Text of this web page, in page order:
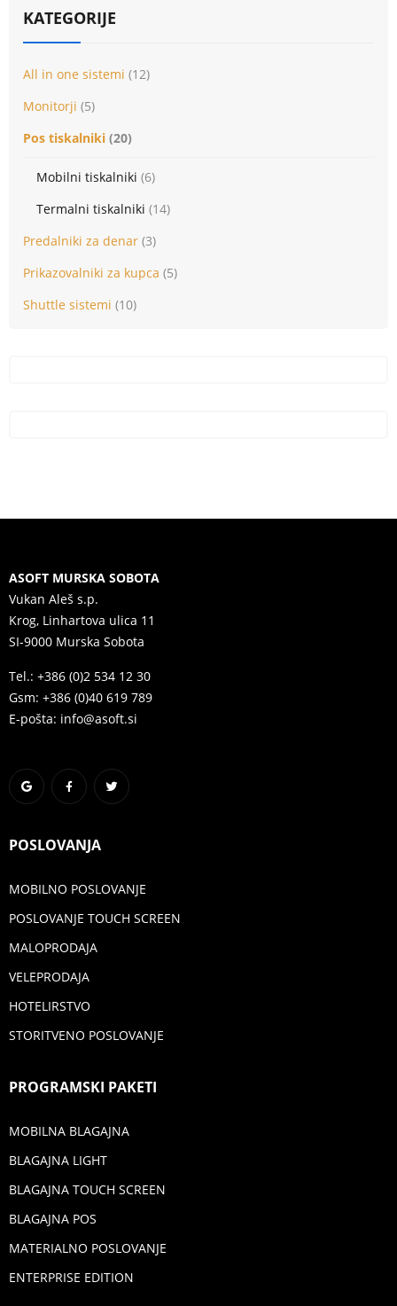
KATEGORIJE
All in one sistemi (12)
Monitorji (5)
Pos tiskalniki (20)
Mobilni tiskalniki (6)
Termalni tiskalniki (14)
Predalniki za denar (3)
Prikazovalniki za kupca (5)
Shuttle sistemi (10)
ASOFT MURSKA SOBOTA
Vukan Aleš s.p.
Krog, Linhartova ulica 11
SI-9000 Murska Sobota
Tel.: +386 (0)2 534 12 30
Gsm: +386 (0)40 619 789
E-pošta: info@asoft.si
POSLOVANJA
MOBILNO POSLOVANJE
POSLOVANJE TOUCH SCREEN
MALOPRODAJA
VELEPRODAJA
HOTELIRSTVO
STORITVENO POSLOVANJE
PROGRAMSKI PAKETI
MOBILNA BLAGAJNA
BLAGAJNA LIGHT
BLAGAJNA TOUCH SCREEN
BLAGAJNA POS
MATERIALNO POSLOVANJE
ENTERPRISE EDITION